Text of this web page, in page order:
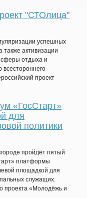
"СТОлица"
успешных
также активизации
сферы отдыха и
проект
«ГосСтарт»
для
политики
пройдёт пятый
платформы
площадкой для
служащих.
проекта «Молодёжь и